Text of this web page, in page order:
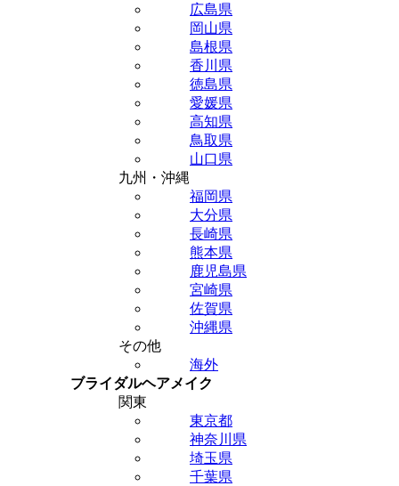
広島県
岡山県
島根県
香川県
徳島県
愛媛県
高知県
鳥取県
山口県
九州・沖縄
福岡県
大分県
長崎県
熊本県
鹿児島県
宮崎県
佐賀県
沖縄県
その他
海外
ブライダルヘアメイク
関東
東京都
神奈川県
埼玉県
千葉県